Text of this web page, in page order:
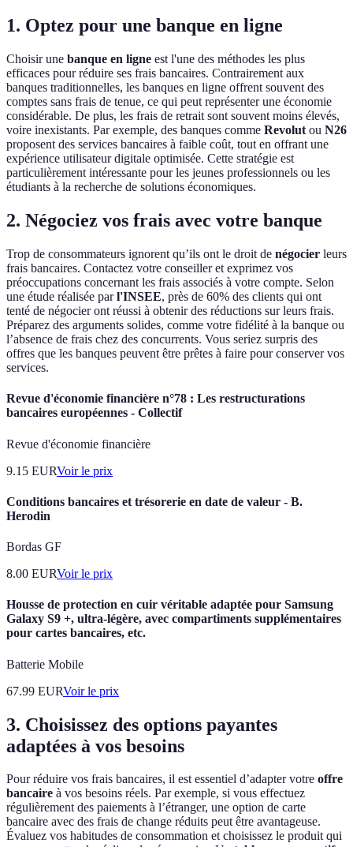
1. Optez pour une banque en ligne
Choisir une banque en ligne est l'une des méthodes les plus
efficaces pour réduire ses frais bancaires. Contrairement aux
banques traditionnelles, les banques en ligne offrent souvent des
comptes sans frais de tenue, ce qui peut représenter une économie
considérable. De plus, les frais de retrait sont souvent moins élevés,
voire inexistants. Par exemple, des banques comme Revolut ou N26
proposent des services bancaires à faible coût, tout en offrant une
expérience utilisateur digitale optimisée. Cette stratégie est
particulièrement intéressante pour les jeunes professionnels ou les
étudiants à la recherche de solutions économiques.
2. Négociez vos frais avec votre banque
Trop de consommateurs ignorent qu’ils ont le droit de négocier leurs
frais bancaires. Contactez votre conseiller et exprimez vos
préoccupations concernant les frais associés à votre compte. Selon
une étude réalisée parl'INSEE, près de 60% des clients qui ont
tenté de négocier ont réussi à obtenir des réductions sur leurs frais.
Préparez des arguments solides, comme votre fidélité à la banque ou
l’absence de frais chez des concurrents. Vous seriez surpris des
offres que les banques peuvent être prêtes à faire pour conserver vos
services.
Revue d'économie financière n°78 : Les restructurations
bancaires européennes - Collectif
Revue d'économie financière
9.15 EURVoir le prix
Conditions bancaires et trésorerie en date de valeur - B.
Herodin
Bordas GF
8.00 EURVoir le prix
Housse de protection en cuir véritable adaptée pour Samsung
Galaxy S9 +, ultra-légère, avec compartiments supplémentaires
pour cartes bancaires, etc.
Batterie Mobile
67.99 EURVoir le prix
3. Choisissez des options payantes
adaptées à vos besoins
Pour réduire vos frais bancaires, il est essentiel d’adapter votre offre
bancaire à vos besoins réels. Par exemple, si vous effectuez
régulièrement des paiements à l’étranger, une option de carte
bancaire avec des frais de change réduits peut être avantageuse.
Évaluez vos habitudes de consommation et choisissez le produit qui